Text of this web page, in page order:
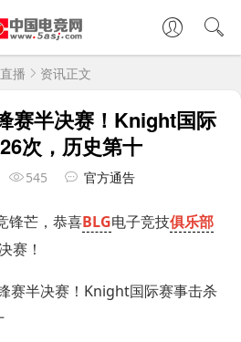
播 资讯正文
赛半决赛！Knight国际
次，历史第十
545 官方通告
锋芒，恭喜BLG电子竞技俱乐部
赛！